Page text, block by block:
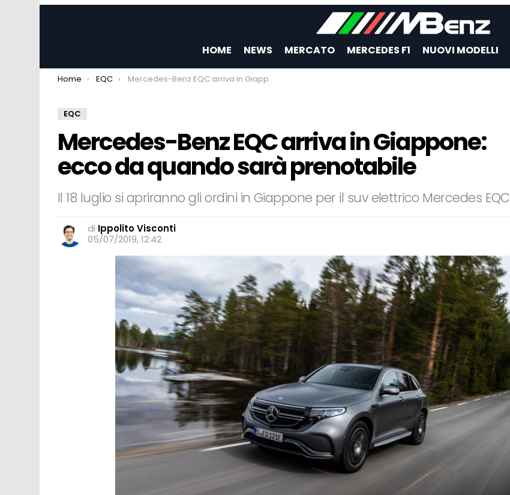
HOME NEWS MERCATO MERCEDES F1 NUOVI MODELLI
You are here:
Home EQC Mercedes-Benz EQC arriva in Giappone: ecco da quando sarà prenotabile
EQC
Mercedes-Benz EQC arriva in Giappone:
ecco da quando sarà prenotabile
Il 18 luglio si apriranno gli ordini in Giappone per il suv elettrico Mercedes EQC
di Ippolito Visconti
05/07/2019, 12:42